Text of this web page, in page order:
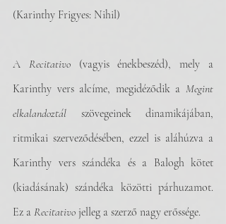
(Karinthy Frigyes: Nihil)
A Recitativo (vagyis énekbeszéd), mely a
Karinthy vers alcíme, megidéződik a Megint
elkalandoztál szövegeinek dinamikájában,
ritmikai szerveződésében, ezzel is aláhúzva a
Karinthy vers szándéka és a Balogh kötet
(kiadásának) szándéka közötti párhuzamot.
Ez a Recitativo jelleg a szerző nagy erőssége.